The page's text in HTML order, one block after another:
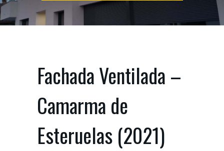
Fachada Ventilada –
Camarma de
Esteruelas (2021)